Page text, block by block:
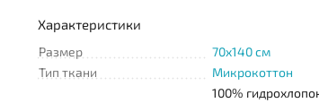
Характеристики
Размер
70x140 см
Тип ткани
Микрокоттон
100%